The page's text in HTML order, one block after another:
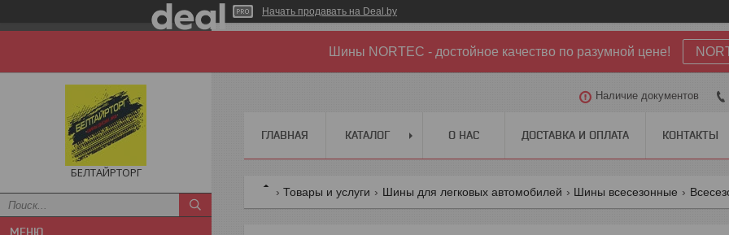
Начать продавать на Deal.by
Шины NORTEC - достойное качество по разумной цене!
БЕЛТАЙРТОРГ
Наличие документов
ГЛАВНАЯ КАТАЛОГ О НАС ДОСТАВКА И ОПЛАТА КОНТАКТЫ
Товары и услуги Шины для легковых автомобилей Шины всесезонные